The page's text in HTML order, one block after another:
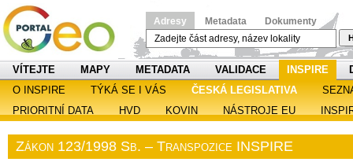
Adresy Metadata Dokumenty
VÍTEJTE MAPY METADATA VALIDACE INSPIRE
O INSPIRE
TÝKÁ SE I VÁS ČESKÁ LEGISLATIVA
PRIORITNÍ DATA
HVD KOVIN NÁSTROJE EU
Zákon 123/1998 Sb. – Transpozice INSPIRE